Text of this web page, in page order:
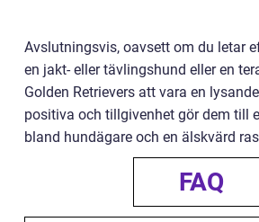
Avslutningsvis, oavsett om du letar
en jakt- eller tävlingshund eller en
Golden Retrievers att vara en
positiva och tillgivenhet gör dem till
bland hundägare och en älskvärd
FAQ